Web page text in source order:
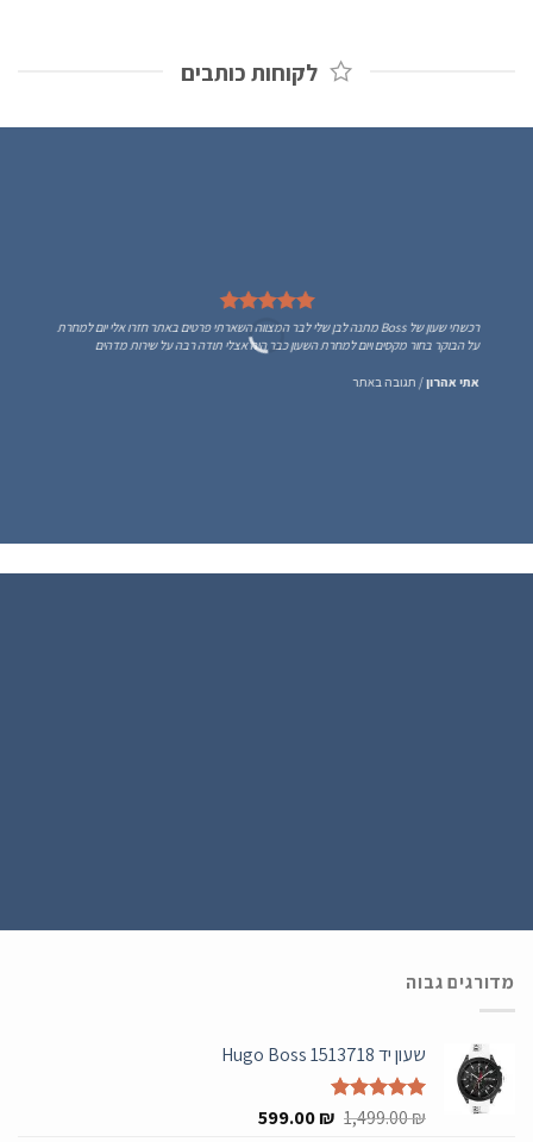
לקוחות כותבים
רכשתי שעון של Boss מתנה לבן שלי לבר המצווה השארתי פרטים באתר חזרו אלי יום למחרת
על הבוקר בחור מקסים ויום למחרת השעון כבר היה אצלי תודה רבה על שירות מדהים
אתי אהרון/ תגובה באתר
מדורגים גבוה
שעון יד Hugo Boss 1513718
דורג5.00
1,499.00₪
המחיר
599.00₪
המחיר